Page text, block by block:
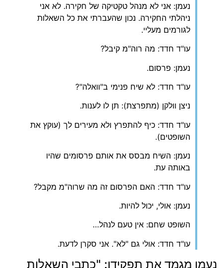
נעמן: אני לא מנהל טקטיקה של חקירה. לא אני
ניהלתי החקירה. נכון שהעברתי את כל השאלות
לגורמים מעליי.
עו"ד חדד: מה רוה"מ קיבל?
נעמן: פרסום.
עו"ד חדד: לא שיח פנימי ב"וואלה"?
ניצן וולקן (מתפרצת): תן לו לענות.
עו"ד חדד: כיף להתפרץ ולא מעירים לך (עוקץ את
השופטים).
נעמן: השיח מבסס את אותם פרסומים שהיו
באותה עת.
עו"ד חדד: האם הפרסום זה מה שרוה"מ מקבל?
נעמן: אולי, יכול להיות.
השופט שחם: אין טעם לנהל…
עו"ד חדד: אולי גם "לא". אני סקרן לדעת.
נעמן מגמד את תפקידו: "כתבי השאלות